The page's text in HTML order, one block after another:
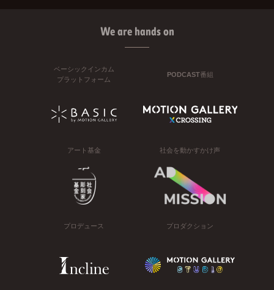
We are hands on
ベーシックインカム
プラットフォーム
PODCAST番組
アート基金 社会を動かすかけ声
プロデュース プロダクション